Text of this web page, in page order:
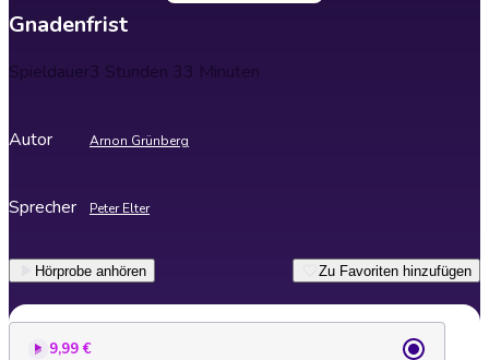
Gnadenfrist
Spieldauer3 Stunden 33 Minuten
Autor Arnon Grünberg
Sprecher Peter Elter
Hörprobe anhören Zu Favoriten hinzufügen
9,99 €